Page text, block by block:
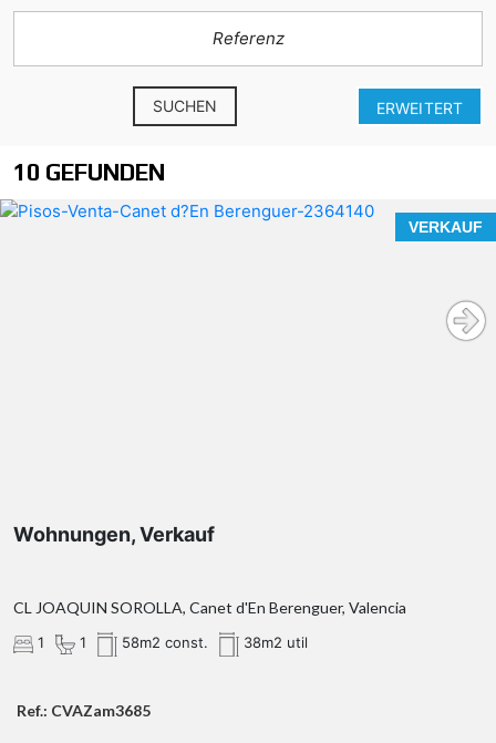
ERWEITERT
SUCHEN
10 GEFUNDEN
VERKAUF
Wohnungen, Verkauf
CL JOAQUIN SOROLLA, Canet d'En Berenguer, Valencia
1 1 58m2 const. 38m2 util
Ref.: CVAZam3685